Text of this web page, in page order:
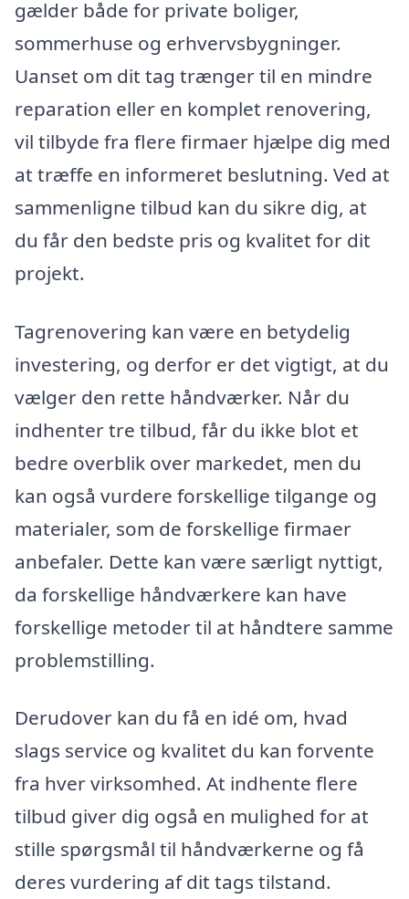
gælder både for private boliger,
sommerhuse og erhvervsbygninger.
Uanset om dit tag trænger til en mindre
reparation eller en komplet renovering,
vil tilbyde fra flere firmaer hjælpe dig med
at træffe en informeret beslutning. Ved at
sammenligne tilbud kan du sikre dig, at
du får den bedste pris og kvalitet for dit
projekt.
Tagrenovering kan være en betydelig
investering, og derfor er det vigtigt, at du
vælger den rette håndværker. Når du
indhenter tre tilbud, får du ikke blot et
bedre overblik over markedet, men du
kan også vurdere forskellige tilgange og
materialer, som de forskellige firmaer
anbefaler. Dette kan være særligt nyttigt,
da forskellige håndværkere kan have
forskellige metoder til at håndtere samme
problemstilling.
Derudover kan du få en idé om, hvad
slags service og kvalitet du kan forvente
fra hver virksomhed. At indhente flere
tilbud giver dig også en mulighed for at
stille spørgsmål til håndværkerne og få
deres vurdering af dit tags tilstand.